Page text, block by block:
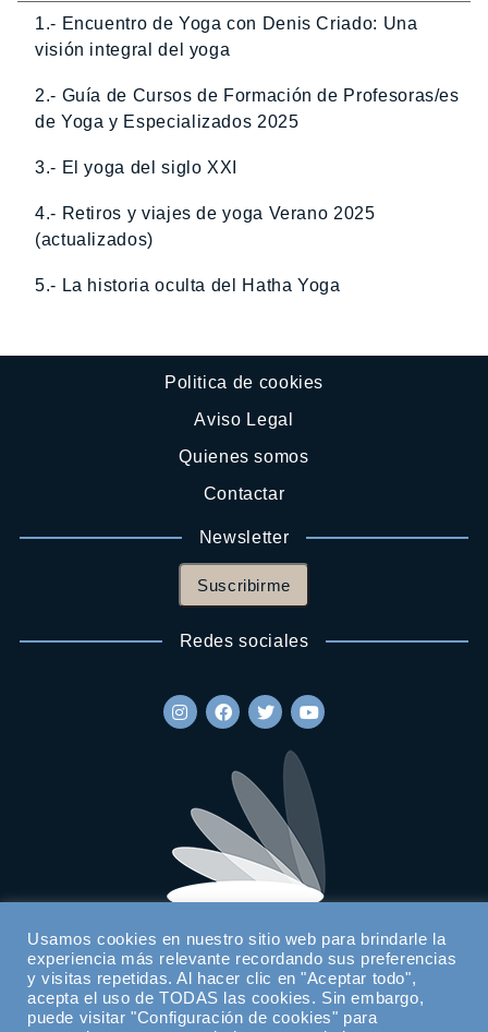
1.- Encuentro de Yoga con Denis Criado: Una
visión integral del yoga
2.- Guía de Cursos de Formación de Profesoras/es
de Yoga y Especializados 2025
3.- El yoga del siglo XXI
4.- Retiros y viajes de yoga Verano 2025
(actualizados)
5.- La historia oculta del Hatha Yoga
Politica de cookies
Aviso Legal
Quienes somos
Contactar
Newsletter
Suscribirme
Redes sociales
Usamos cookies en nuestro sitio web para brindarle la
experiencia más relevante recordando sus preferencias
y visitas repetidas. Al hacer clic en "Aceptar todo",
acepta el uso de TODAS las cookies. Sin embargo,
puede visitar "Configuración de cookies" para